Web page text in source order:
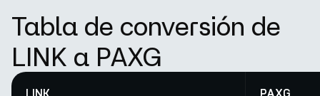
Tabla de conversión de
LINK a PAXG